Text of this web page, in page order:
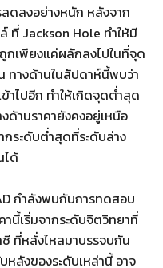
ดลงอย่างหนัก หลังจาก
ที่ Jackson Hole ทำให้มี
กเพียงแค่ผลักลงไปในที่จุด
ทางด้านในสัปดาห์นี้พบว่า
าไปอีก ทำให้เกิดจุดต่ำสุด
ด้านราคายังคงอยู่เหนือ
ระดับต่ำสุดที่ระดับล่าง
ได้
กำลังพบกับการทดสอบ
นี้เริ่มจากระดับจิตวิทยาที่
ที่หลั่งไหลมาบรรจบกัน
หลังของระดับเหล่านี้ อาจ